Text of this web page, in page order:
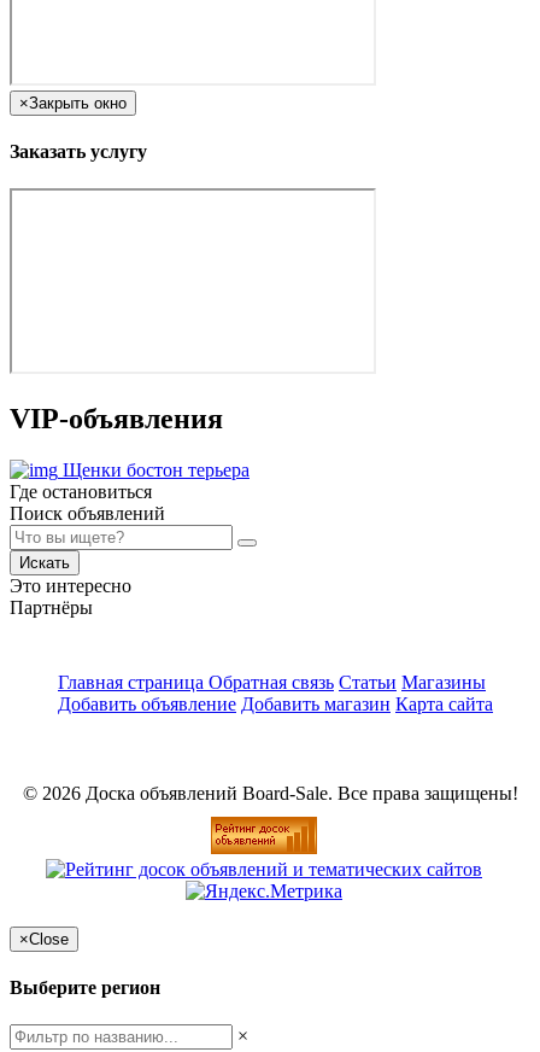
×Закрыть окно
Заказать услугу
VIP-объявления
Щенки бостон терьера
Где остановиться
Поиск объявлений
Искать
Это интересно
Партнёры
Главная страница Обратная связь Статьи Магазины
Добавить объявление Добавить магазин Карта сайта
© 2026 Доска объявлений Board-Sale. Все права защищены!
×Close
Выберите регион
×